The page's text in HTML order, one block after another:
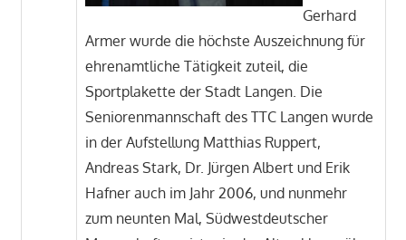
Gerhard
Armer wurde die höchste Auszeichnung für
ehrenamtliche Tätigkeit zuteil, die
Sportplakette der Stadt Langen. Die
Seniorenmannschaft des TTC Langen wurde
in der Aufstellung Matthias Ruppert,
Andreas Stark, Dr. Jürgen Albert und Erik
Hafner auch im Jahr 2006, und nunmehr
zum neunten Mal, Südwestdeutscher